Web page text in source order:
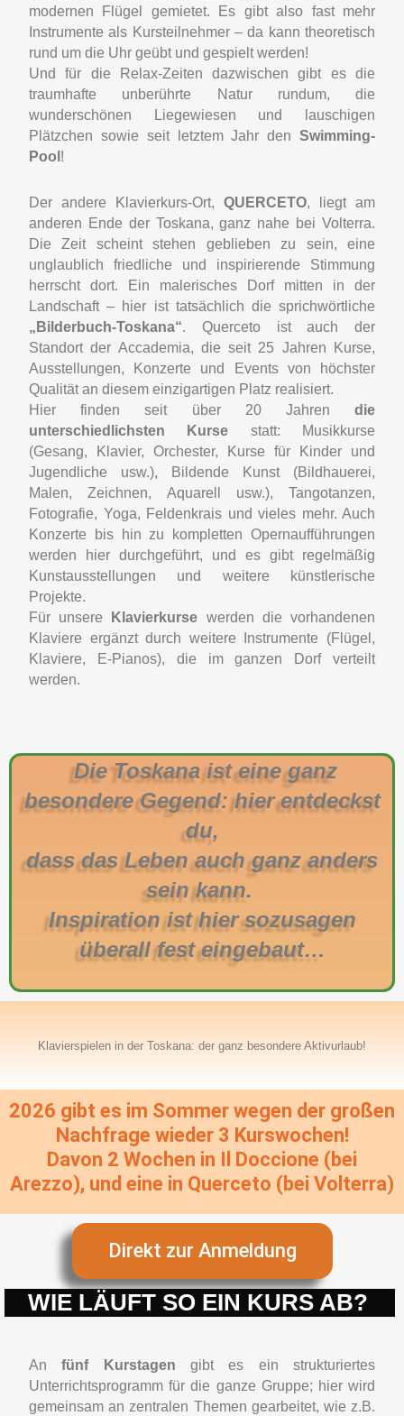
modernen Flügel gemietet. Es gibt also fast mehr
Instrumente als Kursteilnehmer – da kann theoretisch
rund um die Uhr geübt und gespielt werden!
Und für die Relax-Zeiten dazwischen gibt es die
traumhafte unberührte Natur rundum, die
wunderschönen Liegewiesen und lauschigen
Plätzchen sowie seit letztem Jahr den Swimming-
Pool !
Der andere Klavierkurs-Ort, QUERCETO, liegt am
anderen Ende der Toskana, ganz nahe bei Volterra.
Die Zeit scheint stehen geblieben zu sein, eine
unglaublich friedliche und inspirierende Stimmung
herrscht dort.
Ein malerisches Dorf mitten in der
Landschaft – hier ist tatsächlich die sprichwörtliche
„Bilderbuch-Toskana“. Querceto ist auch der
Standort der Accademia, die seit 25 Jahren Kurse,
Ausstellungen, Konzerte und Events von höchster
Qualität an diesem einzigartigen Platz realisiert.
Hier finden seit über 20 Jahren die
unterschiedlichsten Kurse statt: Musikkurse
(Gesang, Klavier, Orchester, Kurse für Kinder und
Jugendliche usw.), Bildende Kunst (Bildhauerei,
Malen, Zeichnen, Aquarell usw.), Tangotanzen,
Fotografie, Yoga, Feldenkrais und vieles mehr. Auch
Konzerte bis hin zu kompletten Opernaufführungen
werden hier durchgeführt, und es gibt regelmäßig
Kunstausstellungen und weitere künstlerische
Projekte.
Für unsere
Klavierkurse werden die vorhandenen
Klaviere ergänzt durch weitere Instrumente (Flügel,
Klaviere, E-Pianos), die im ganzen Dorf verteilt
werden.
Die Toskana ist eine ganz
besondere Gegend: hier entdeckst
du,
dass das Leben auch ganz anders
sein kann.
Inspiration ist hier sozusagen
überall fest eingebaut…
Klavierspielen in der Toskana: der ganz besondere Aktivurlaub!
2026 gibt es im Sommer wegen der großen
Nachfrage wieder 3 Kurswochen!
Davon 2 Wochen in Il Doccione (bei
Arezzo), und eine in Querceto (bei Volterra)
Direkt zur Anmeldung
WIE LÄUFT SO EIN KURS AB?
Anfünf Kurstagen gibt es ein strukturiertes
Unterrichtsprogramm für die ganze Gruppe; hier wird
gemeinsam an zentralen Themen gearbeitet, wie z.B.